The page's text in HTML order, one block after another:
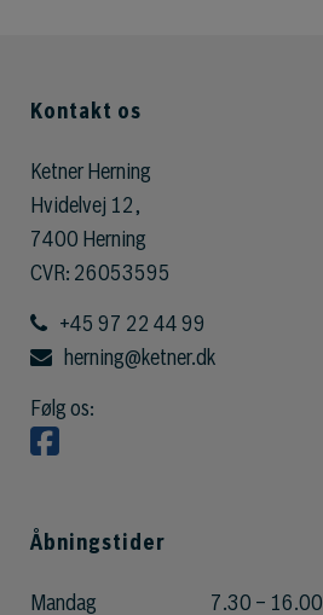
Kontakt os
Ketner Herning
Hvidelvej 12,
7400 Herning
CVR: 26053595
+45 97 22 44 99
herning@ketner.dk
Følg os:
Åbningstider
Mandag
7.30 – 16.00